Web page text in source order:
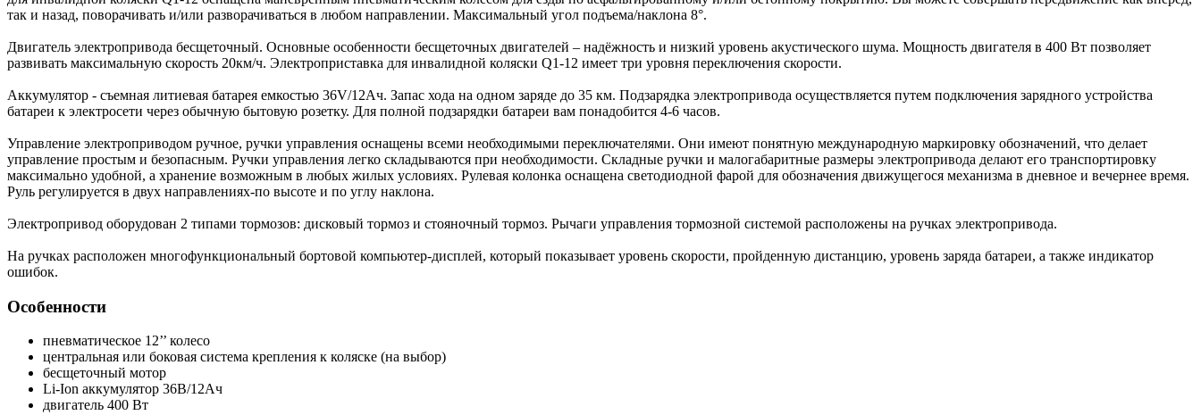
так и назад, поворачивать и/или разворачиваться в любом направлении. Максимальный угол подъема/наклона 8°.
Двигатель электропривода бесщеточный. Основные особенности бесщеточных двигателей – надёжность и низкий уровень акустического шума. Мощность двигателя в 400 Вт позволяет
развивать максимальную скорость 20км/ч. Электроприставка для инвалидной коляски Q1-12 имеет три уровня переключения скорости.
Аккумулятор - съемная литиевая батарея емкостью 36V/12Ач. Запас хода на одном заряде до 35 км. Подзарядка электропривода осуществляется путем подключения зарядного устройства
батареи к электросети через обычную бытовую розетку. Для полной подзарядки батареи вам понадобится 4-6 часов.
Управление электроприводом ручное, ручки управления оснащены всеми необходимыми переключателями. Они имеют понятную международную маркировку обозначений, что делает
управление простым и безопасным. Ручки управления легко складываются при необходимости. Складные ручки и малогабаритные размеры электропривода делают его транспортировку
максимально удобной, а хранение возможным в любых жилых условиях. Рулевая колонка оснащена светодиодной фарой для обозначения движущегося механизма в дневное и вечернее время.
Руль регулируется в двух направлениях-по высоте и по углу наклона.
Электропривод оборудован 2 типами тормозов: дисковый тормоз и стояночный тормоз. Рычаги управления тормозной системой расположены на ручках электропривода.
На ручках расположен многофункциональный бортовой компьютер-дисплей, который показывает уровень скорости, пройденную дистанцию, уровень заряда батареи, а также индикатор
ошибок.
Особенности
пневматическое 12’’ колесо
центральная или боковая система крепления к коляске (на выбор)
бесщеточный мотор
Li-Ion аккумулятор 36В/12Ач
двигатель 400 Вт